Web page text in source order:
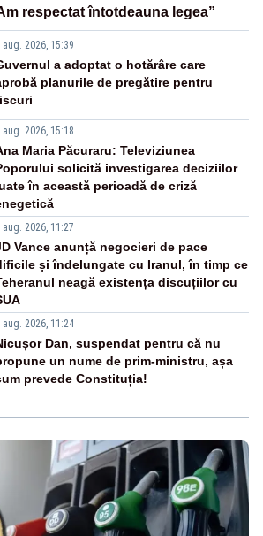
respectat întotdeauna legea”
aug. 2026, 15:39
a adoptat o hotărâre care
planurile de pregătire pentru
aug. 2026, 15:18
Maria Păcuraru: Televiziunea
solicită investigarea deciziilor
în această perioadă de criză
aug. 2026, 11:27
Vance anunță negocieri de pace
și îndelungate cu Iranul, în timp ce
neagă existența discuțiilor cu
aug. 2026, 11:24
Dan, suspendat pentru că nu
un nume de prim-ministru, așa
prevede Constituția!